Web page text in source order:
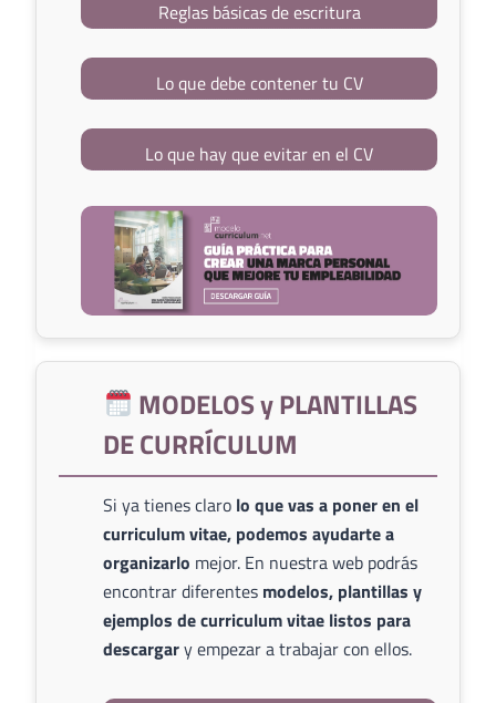
Reglas básicas de escritura
Lo que debe contener tu CV
Lo que hay que evitar en el CV
MODELOS y PLANTILLAS
DE CURRÍCULUM
Si ya tienes claro lo que vas a poner en el
curriculum vitae, podemos ayudarte a
organizarlo mejor. En nuestra web podrás
encontrar diferentes modelos, plantillas y
ejemplos de curriculum vitae listos para
descargary empezar a trabajar con ellos.